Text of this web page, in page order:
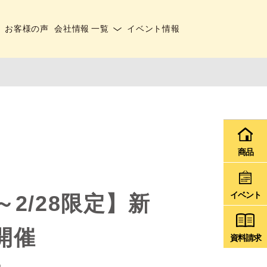
お客様の声 会社情報 一覧 イベント情報
2/28限定】新
催
商品
イベント
資料請求